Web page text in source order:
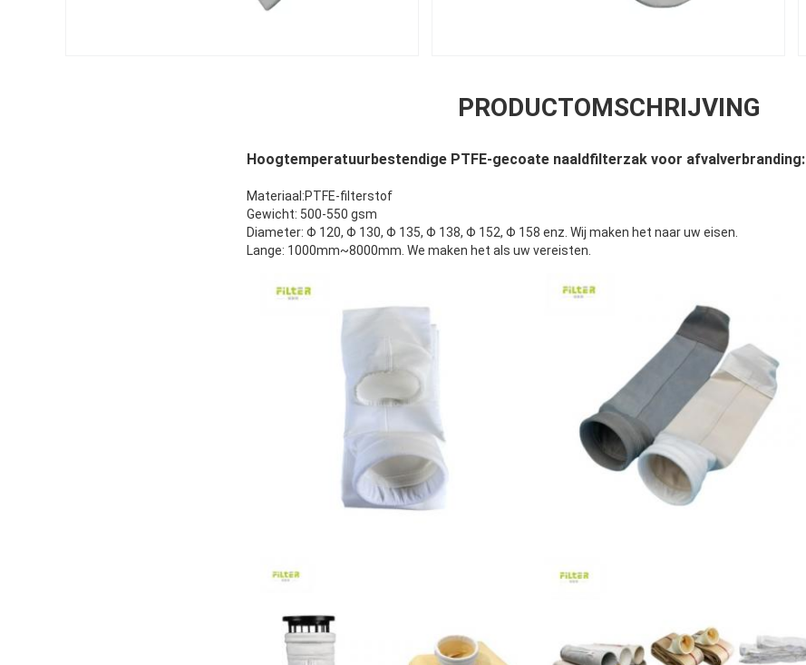
PRODUCTOMSCHRIJVING
Hoogtemperatuurbestendige PTFE-gecoate naaldfilterzak voor afvalverbranding:
Materiaal:PTFE-filterstof
Gewicht: 500-550 gsm
Diameter: Φ 120, Φ 130, Φ 135, Φ 138, Φ 152, Φ 158 enz. Wij maken het naar uw eisen.
Lange: 1000mm~8000mm. We maken het als uw vereisten.